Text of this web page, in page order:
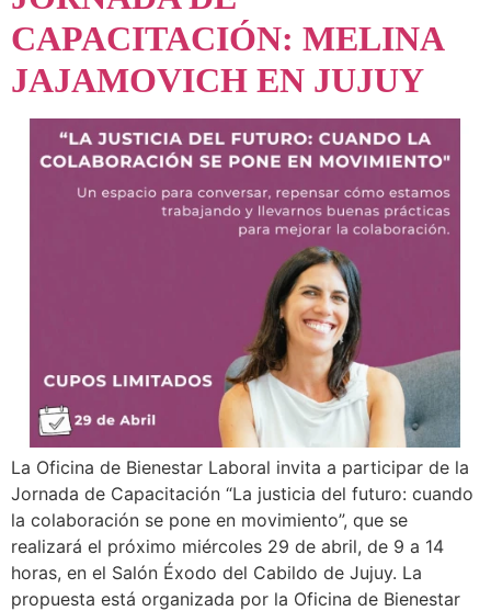
CAPACITACIÓN: MELINA
JAJAMOVICH EN JUJUY
La Oficina de Bienestar Laboral invita a participar de la
Jornada de Capacitación “La justicia del futuro: cuando
la colaboración se pone en movimiento”, que se
realizará el próximo miércoles 29 de abril, de 9 a 14
horas, en el Salón Éxodo del Cabildo de Jujuy. La
propuesta está organizada por la Oficina de Bienestar